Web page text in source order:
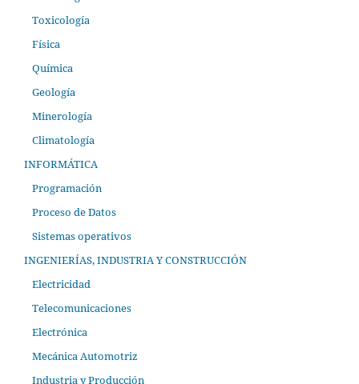
Toxicología
Física
Química
Geología
Minerología
Climatología
INFORMÁTICA
Programación
Proceso de Datos
Sistemas operativos
INGENIERÍAS, INDUSTRIA Y CONSTRUCCIÓN
Electricidad
Telecomunicaciones
Electrónica
Mecánica Automotriz
Industria y Producción